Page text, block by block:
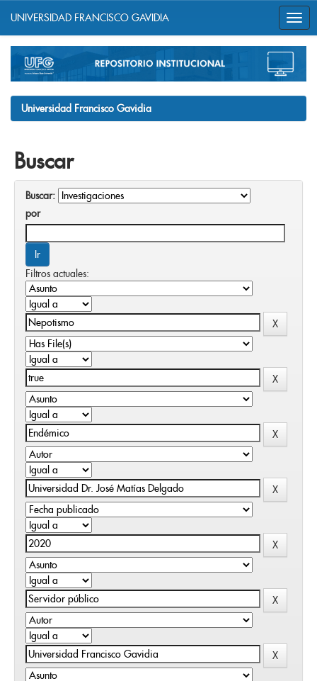
navigation
UNIVERSIDAD FRANCISCO GAVIDIA
Universidad Francisco Gavidia
Buscar
Buscar:
por
Filtros actuales: